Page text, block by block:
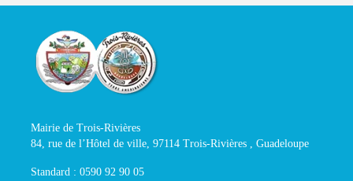
Mairie de Trois-Rivières
84, rue de l’Hôtel de ville, 97114 Trois-Rivières , Guadeloupe
Standard : 0590 92 90 05